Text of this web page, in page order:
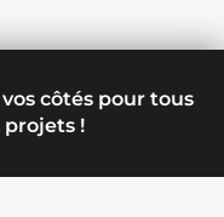
vos côtés pour tous
projets !